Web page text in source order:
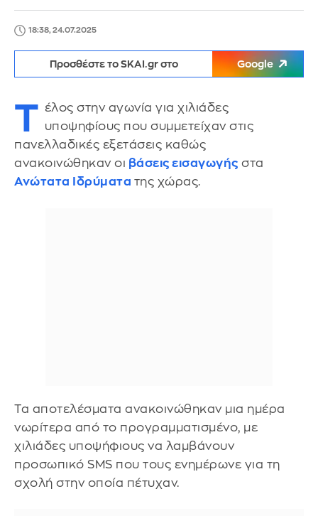
18:38, 24.07.2025
Προσθέστε το SKAI.gr στο Google
Τ έλος στην αγωνία για χιλιάδες
υποψηφίους που συμμετείχαν στις
πανελλαδικές εξετάσεις καθώς
ανακοινώθηκαν οι βάσεις εισαγωγής στα
Ανώτατα Ιδρύματα της χώρας.
Τα αποτελέσματα ανακοινώθηκαν μια ημέρα
νωρίτερα από το προγραμματισμένο, με
χιλιάδες υποψήφιους να λαμβάνουν
προσωπικό SMS που τους ενημέρωνε για τη
σχολή στην οποία πέτυχαν.